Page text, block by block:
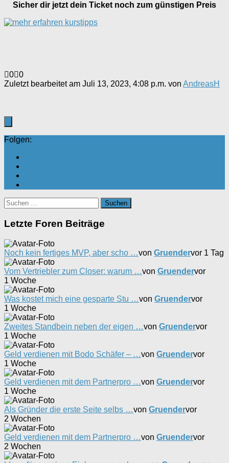
Sicher dir jetzt dein Ticket noch zum günstigen Preis
Anklicken
für
0 Anklicken
für
0
Zuletzt bearbeitet am Juli 13, 2023, 4:08 p.m. von AndreasH
Folgen:
Suchen
nach:
Letzte Foren Beiträge
Noch kein fertiges MVP, aber scho …von Gruendervor 1 Tag
Vom Vertriebler zum Closer: warum …von Gruendervor
1 Woche
Was kostet mich eine gesparte Stu …von Gruendervor
1 Woche
Zweites Standbein neben der eigen …von Gruendervor
1 Woche
Geld verdienen mit Bodo Schäfer – …von Gruendervor
1 Woche
Geld verdienen mit dem Partnerpro …von Gruendervor
1 Woche
Als Gründer die erste Seite selbs …von Gruendervor
2 Wochen
Geld verdienen mit dem Partnerpro …von Gruendervor
2 Wochen